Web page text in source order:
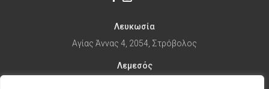
Λευκωσία
Αγίας Άννας 4, 2054, Στρόβολος
Λεμεσός